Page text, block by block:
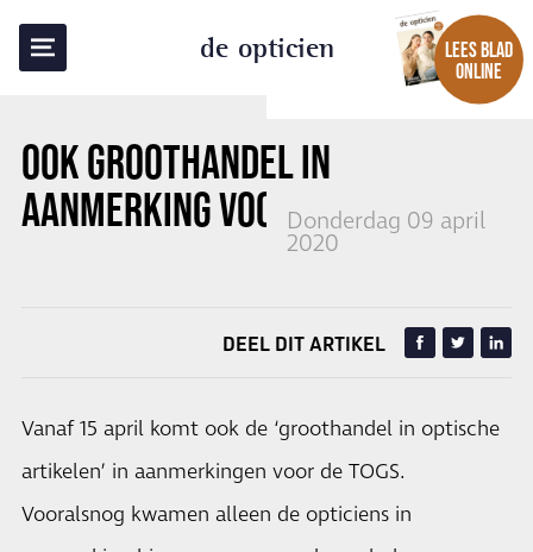
de opticien
LEES BLAD
ONLINE
OOK GROOTHANDEL IN
AANMERKING VOOR TOGSDonderdag 09 april
2020
TERUG NAAR OVERZICHT
DEEL DIT ARTIKEL
Vanaf 15 april komt ook de ‘groothandel in optische
artikelen’ in aanmerkingen voor de TOGS.
Vooralsnog kwamen alleen de opticiens in